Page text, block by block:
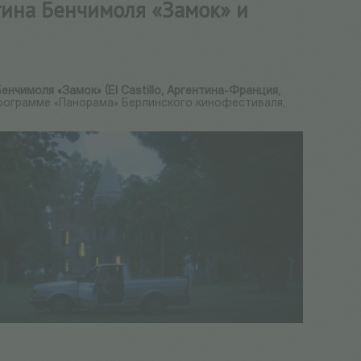
Бенчимоля «Замок» и
«Замок» (El Castillo, Аргентина-Франция,
«Панорама» Берлинского кинофестиваля,